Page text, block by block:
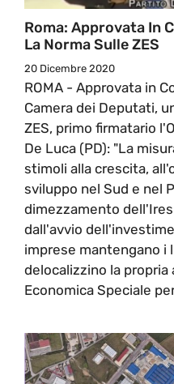
Roma: Approvata In
La Norma Sulle ZES
20 Dicembre 2020
ROMA - Approvata in
Camera dei Deputati,
ZES, primo firmatario
De Luca (PD): "La
stimoli alla crescita,
sviluppo nel Sud e nel
dimezzamento
dall'avvio
imprese mantengano i
delocalizzino la
Economica Speciale